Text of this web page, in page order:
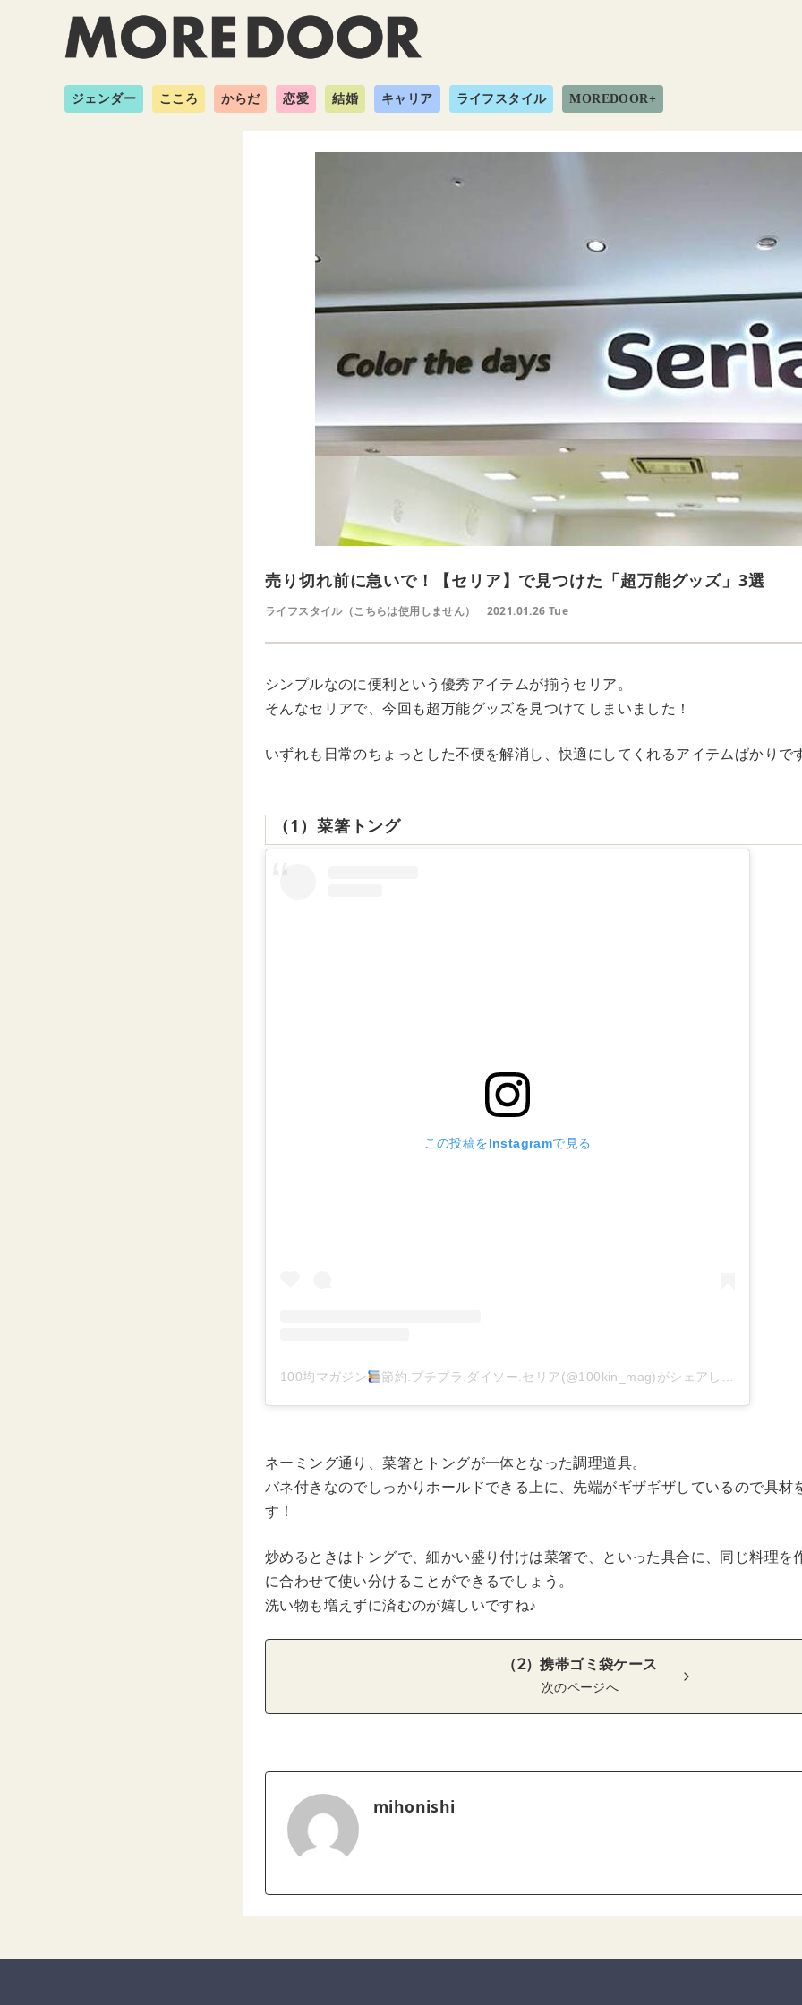
ジェンダー こころ からだ 恋愛 結婚 キャリア ライフスタイル MOREDOOR+
売り切れ前に急いで！【セリア】で見つけた「超万能グッズ」3選
ライフスタイル（こちらは使用しません） 2021.01.26 Tue
シンプルなのに便利という優秀アイテムが揃うセリア。
そんなセリアで、今回も超万能グッズを見つけてしまいました！
いずれも日常のちょっとした不便を解消し、快適にしてくれるアイテムばかりで
（1）菜箸トング
この投稿をInstagramで見る
100均マガジン 節約.プチプラ.ダイソー.セリア(@100kin_mag)がシェアした投稿
ネーミング通り、菜箸とトングが一体となった調理道具。
バネ付きなのでしっかりホールドできる上に、先端がギザギザしているので具材
す！
炒めるときはトングで、細かい盛り付けは菜箸で、といった具合に、同じ料理を
に合わせて使い分けることができるでしょう。
洗い物も増えずに済むのが嬉しいですね♪
（2）携帯ゴミ袋ケース
次のページへ
mihonishi